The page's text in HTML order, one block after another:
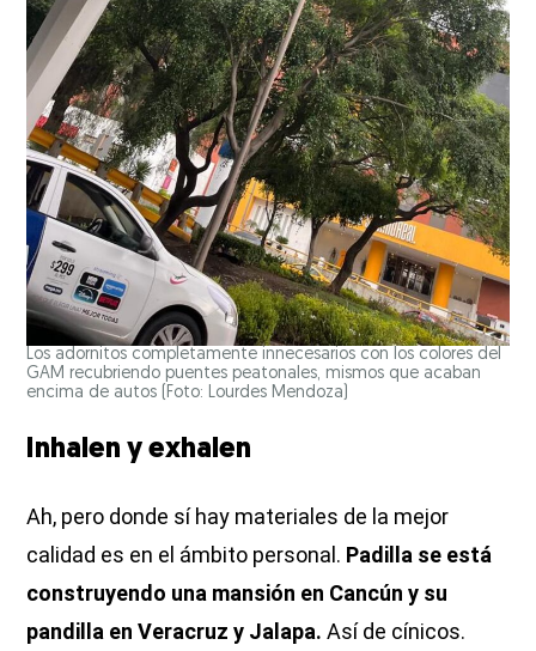
Los adornitos completamente innecesarios con los colores del
GAM recubriendo puentes peatonales, mismos que acaban
encima de autos
(Foto: Lourdes Mendoza)
Inhalen y exhalen
Ah, pero donde sí hay materiales de la mejor
calidad es en el ámbito personal. Padilla se está
construyendo una mansión en Cancún y su
pandilla en Veracruz y Jalapa.Así de cínicos.